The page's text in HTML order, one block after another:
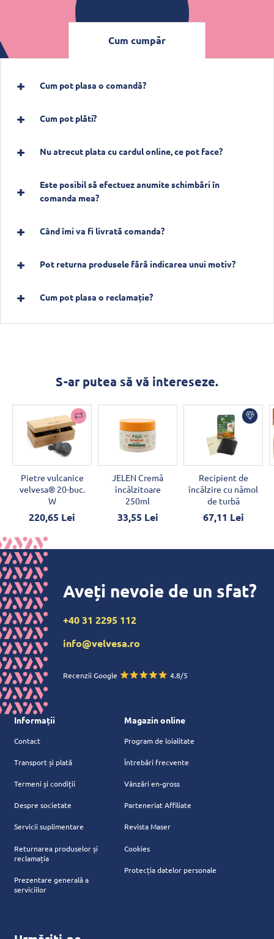
Cum cumpăr
Cum pot plasa o comandă?
Cum pot plăti?
Nu atrecut plata cu cardul online, ce pot face?
Este posibil să efectuez anumite schimbări în
comanda mea?
Când îmi va fi livrată comanda?
Pot returna produsele fără indicarea unui motiv?
Cum pot plasa o reclamație?
S-ar putea să vă intereseze.
Pietre vulcanice
velvesa® 20-buc.
W
220,65 Lei
JELEN Cremă
încălzitoare
250ml
33,55 Lei
Recipient de
încălzire cu nămol
de turbă
67,11 Lei
Aveți nevoie de un sfat?
+40 31 2295 112
info@velvesa.ro
Recenzii Google 4.8/5
Informații
Contact
Transport și plată
Termeni și condiții
Despre societate
Servicii suplimentare
Returnarea produselor și
reclamația
Prezentare generală a
serviciilor
Magazin online
Program de loialitate
Întrebări frecvente
Vânzări en-gross
Parteneriat Affiliate
Revista Maser
Cookies
Protecția datelor personale